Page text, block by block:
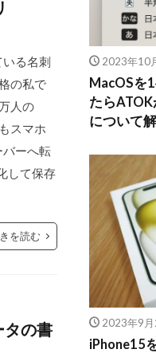
る名刺
の私で
人の
スマホ
ーへ転
して保存
を読む
タの書
2023年10
MacOSを
たら
について
2023年9月
iPhone15